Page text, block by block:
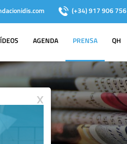
(+34) 917 906 756
AGENDA PRENSA QH
X